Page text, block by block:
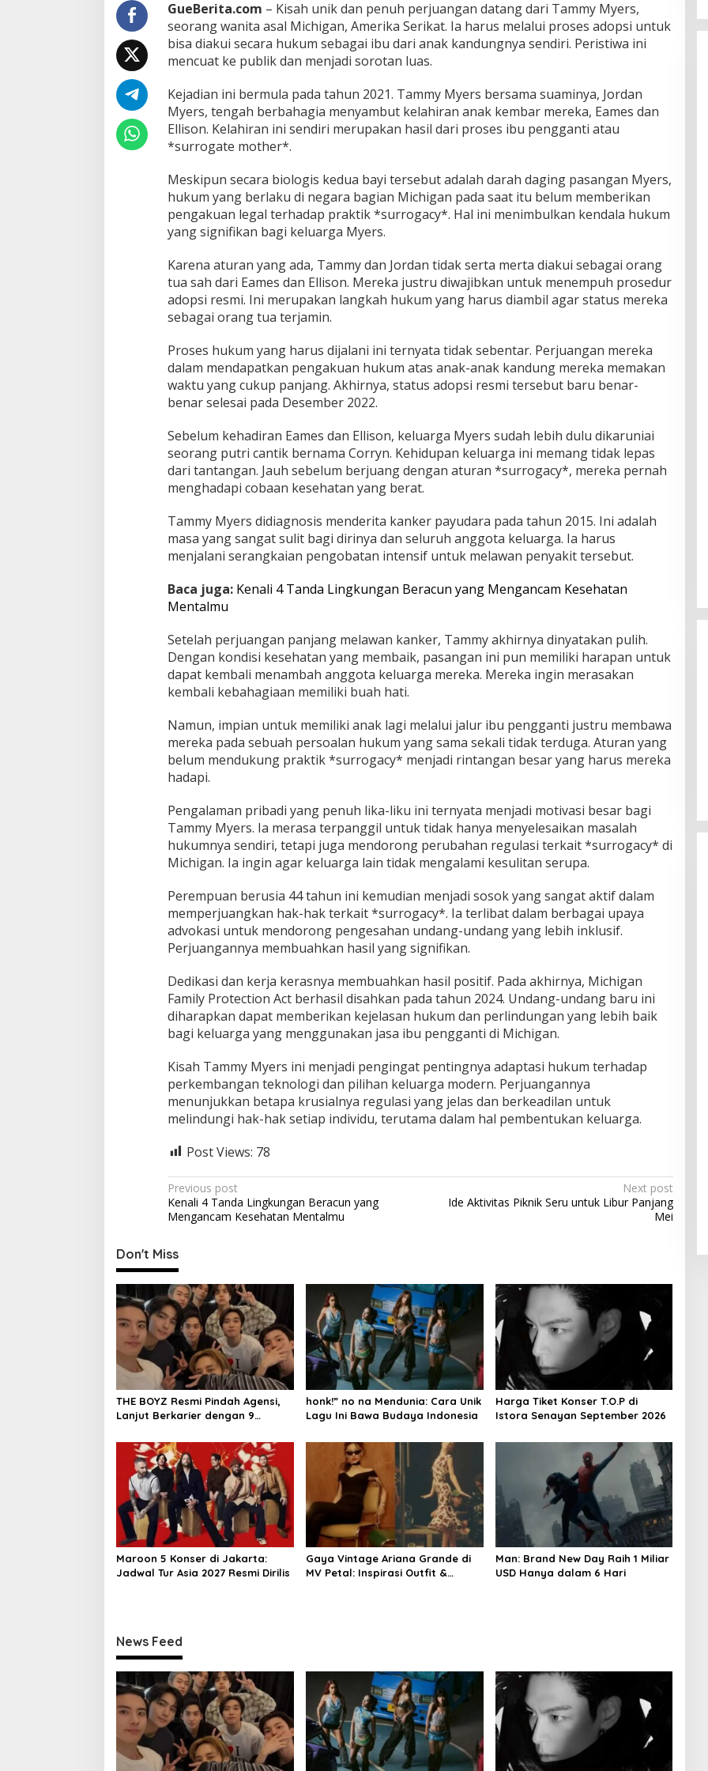
a
r
e
n
t
u
r
a
u
r
r
o
c
y
M
i
c
i
g
a
n
GueBerita.com – Kisah unik dan penuh perjuangan datang dari Tammy Myers,
seorang wanita asal Michigan, Amerika Serikat. Ia harus melalui proses adopsi untuk
bisa diakui secara hukum sebagai ibu dari anak kandungnya sendiri. Peristiwa ini
mencuat ke publik dan menjadi sorotan luas.
Kejadian ini bermula pada tahun 2021. Tammy Myers bersama suaminya, Jordan
Myers, tengah berbahagia menyambut kelahiran anak kembar mereka, Eames dan
Ellison. Kelahiran ini sendiri merupakan hasil dari proses ibu pengganti atau
*surrogate mother*.
Meskipun secara biologis kedua bayi tersebut adalah darah daging pasangan Myers,
hukum yang berlaku di negara bagian Michigan pada saat itu belum memberikan
pengakuan legal terhadap praktik *surrogacy*. Hal ini menimbulkan kendala hukum
yang signifikan bagi keluarga Myers.
Karena aturan yang ada, Tammy dan Jordan tidak serta merta diakui sebagai orang
tua sah dari Eames dan Ellison. Mereka justru diwajibkan untuk menempuh prosedur
adopsi resmi. Ini merupakan langkah hukum yang harus diambil agar status mereka
sebagai orang tua terjamin.
Proses hukum yang harus dijalani ini ternyata tidak sebentar. Perjuangan mereka
dalam mendapatkan pengakuan hukum atas anak-anak kandung mereka memakan
waktu yang cukup panjang. Akhirnya, status adopsi resmi tersebut baru benar-
benar selesai pada Desember 2022.
Sebelum kehadiran Eames dan Ellison, keluarga Myers sudah lebih dulu dikaruniai
seorang putri cantik bernama Corryn. Kehidupan keluarga ini memang tidak lepas
dari tantangan. Jauh sebelum berjuang dengan aturan *surrogacy*, mereka pernah
menghadapi cobaan kesehatan yang berat.
Tammy Myers didiagnosis menderita kanker payudara pada tahun 2015. Ini adalah
masa yang sangat sulit bagi dirinya dan seluruh anggota keluarga. Ia harus
menjalani serangkaian pengobatan intensif untuk melawan penyakit tersebut.
Baca juga: Kenali 4 Tanda Lingkungan Beracun yang Mengancam Kesehatan
Mentalmu
Setelah perjuangan panjang melawan kanker, Tammy akhirnya dinyatakan pulih.
Dengan kondisi kesehatan yang membaik, pasangan ini pun memiliki harapan untuk
dapat kembali menambah anggota keluarga mereka. Mereka ingin merasakan
kembali kebahagiaan memiliki buah hati.
Namun, impian untuk memiliki anak lagi melalui jalur ibu pengganti justru membawa
mereka pada sebuah persoalan hukum yang sama sekali tidak terduga. Aturan yang
belum mendukung praktik *surrogacy* menjadi rintangan besar yang harus mereka
hadapi.
Pengalaman pribadi yang penuh lika-liku ini ternyata menjadi motivasi besar bagi
Tammy Myers. Ia merasa terpanggil untuk tidak hanya menyelesaikan masalah
hukumnya sendiri, tetapi juga mendorong perubahan regulasi terkait *surrogacy* di
Michigan. Ia ingin agar keluarga lain tidak mengalami kesulitan serupa.
Perempuan berusia 44 tahun ini kemudian menjadi sosok yang sangat aktif dalam
memperjuangkan hak-hak terkait *surrogacy*. Ia terlibat dalam berbagai upaya
advokasi untuk mendorong pengesahan undang-undang yang lebih inklusif.
Perjuangannya membuahkan hasil yang signifikan.
Dedikasi dan kerja kerasnya membuahkan hasil positif. Pada akhirnya, Michigan
Family Protection Act berhasil disahkan pada tahun 2024. Undang-undang baru ini
diharapkan dapat memberikan kejelasan hukum dan perlindungan yang lebih baik
bagi keluarga yang menggunakan jasa ibu pengganti di Michigan.
Kisah Tammy Myers ini menjadi pengingat pentingnya adaptasi hukum terhadap
perkembangan teknologi dan pilihan keluarga modern. Perjuangannya
menunjukkan betapa krusialnya regulasi yang jelas dan berkeadilan untuk
melindungi hak-hak setiap individu, terutama dalam hal pembentukan keluarga.
Post Views: 78
P
o
t
n
a
v
i
g
a
t
i
o
n
Previous post
Kenali 4 Tanda Lingkungan Beracun yang
Mengancam Kesehatan Mentalmu
Next post
Ide Aktivitas Piknik Seru untuk Libur Panjang
Mei
Don't Miss
THE BOYZ Resmi Pindah Agensi,
Lanjut Berkarier dengan 9
honk!” no na Mendunia: Cara Unik
Lagu Ini Bawa Budaya Indonesia
Harga Tiket Konser T.O.P di
Istora Senayan September 2026
Maroon 5 Konser di Jakarta:
Jadwal Tur Asia 2027 Resmi Dirilis
Gaya Vintage Ariana Grande di
MV Petal: Inspirasi Outfit &
Man: Brand New Day Raih 1 Miliar
USD Hanya dalam 6 Hari
News Feed
Video Boneka James CORTIS
Bergerak Ternyata Settingan,